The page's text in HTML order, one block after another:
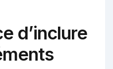
d’inclure